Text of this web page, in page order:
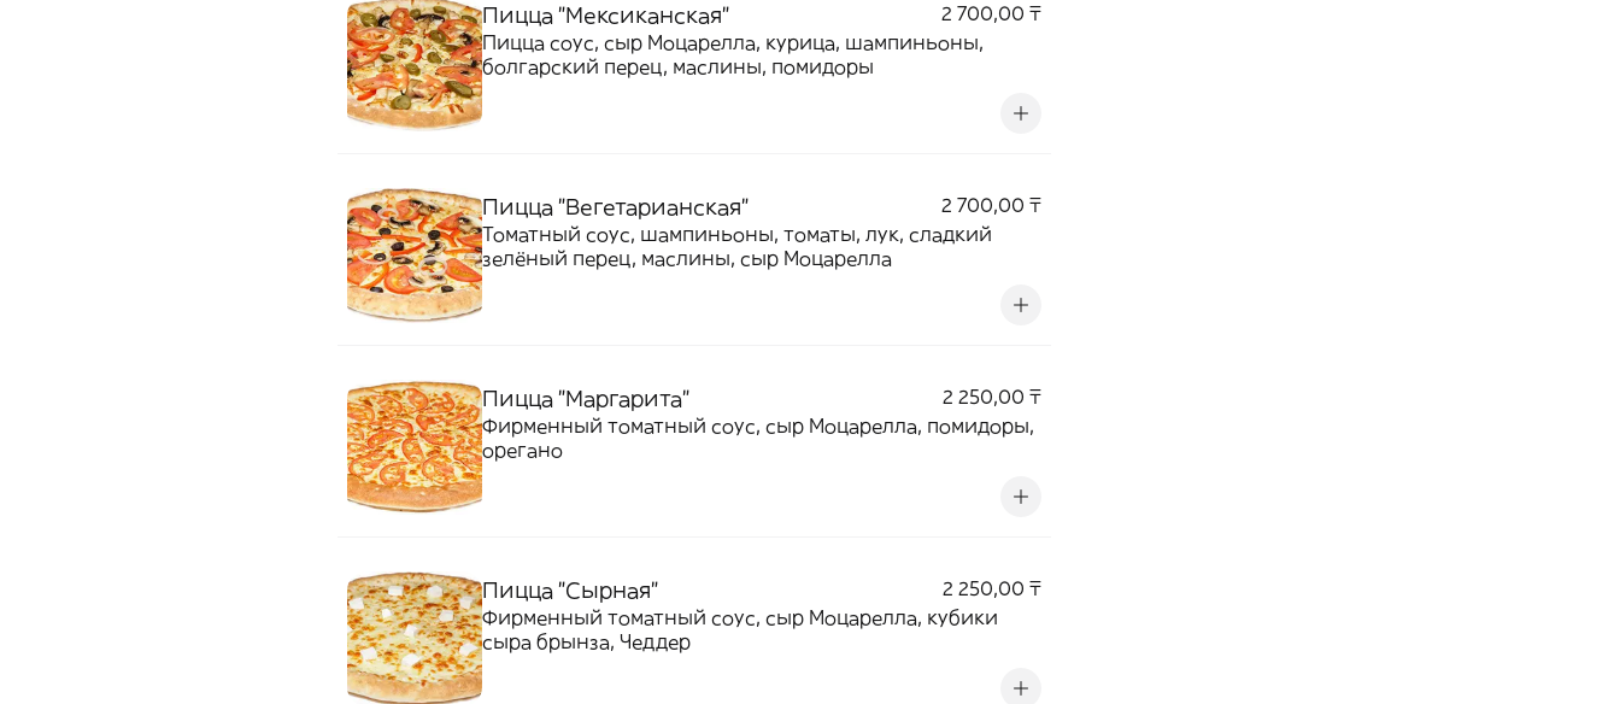
Пицца "Мексиканская"
2 700,00 ₸
Пицца соус, сыр Моцарелла, курица, шампиньоны,
болгарский перец, маслины, помидоры
Пицца "Вегетарианская"
2 700,00 ₸
Томатный соус, шампиньоны, томаты, лук, сладкий
зелёный перец, маслины, сыр Моцарелла
Пицца "Маргарита"
2 250,00 ₸
Фирменный томатный соус, сыр Моцарелла, помидоры,
орегано
Пицца "Сырная"
2 250,00 ₸
Фирменный томатный соус, сыр Моцарелла, кубики
сыра брынза, Чеддер